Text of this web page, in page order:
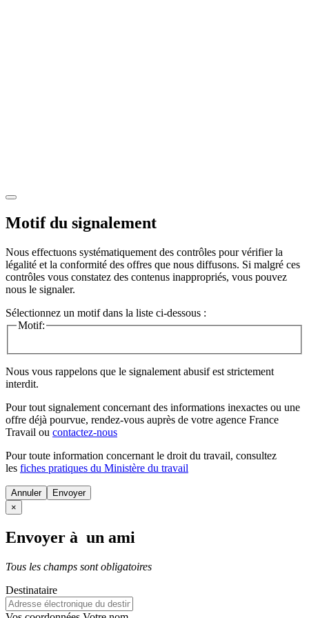
Motif du signalement
Nous effectuons systématiquement des contrôles pour vérifier la
légalité et la conformité des offres que nous diffusons. Si malgré ces
contrôles vous constatez des contenus inappropriés, vous pouvez
nous le signaler.
Sélectionnez un motif dans la liste ci-dessous :
Motif:
Nous vous rappelons que le signalement abusif est strictement
interdit.
Pour tout signalement concernant des informations inexactes ou une
offre déjà pourvue, rendez-vous auprès de votre agence France
Travail ou contactez-nous
Pour toute information concernant le droit du travail, consultez
les fiches pratiques du Ministère du travail
Annuler
×
Envoyer à un ami
Tous les champs sont obligatoires
Destinataire